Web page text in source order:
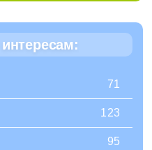
71
123
95